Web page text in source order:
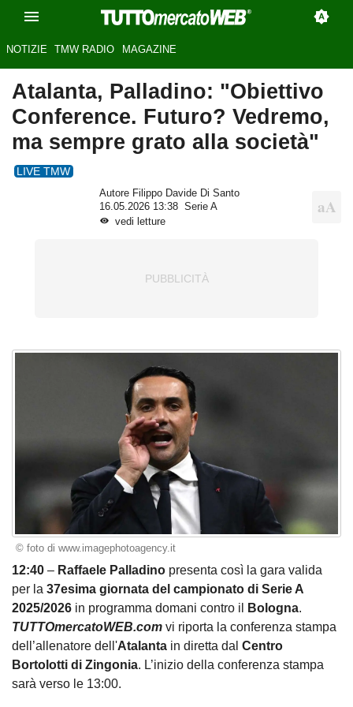
NOTIZIE TMW RADIO MAGAZINE
Atalanta, Palladino: "Obiettivo
Conference. Futuro? Vedremo,
ma sempre grato alla società"
LIVE TMW
Autore Filippo Davide Di Santo
16.05.2026 13:38
Serie A
vedi letture
© foto di www.imagephotoagency.it
12:40 – Raffaele Palladino presenta così la gara valida
per la 37esima giornata del campionato di Serie A
2025/2026 in programma domani contro il Bologna.
TUTTOmercatoWEB.com vi riporta la conferenza stampa
dell’allenatore dell'Atalanta in diretta dal Centro
Bortolotti di Zingonia. L’inizio della conferenza stampa
sarà verso le 13:00.